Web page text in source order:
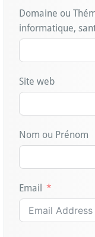
Domaine ou
informatique,
Site web
Nom ou Prénom
Email